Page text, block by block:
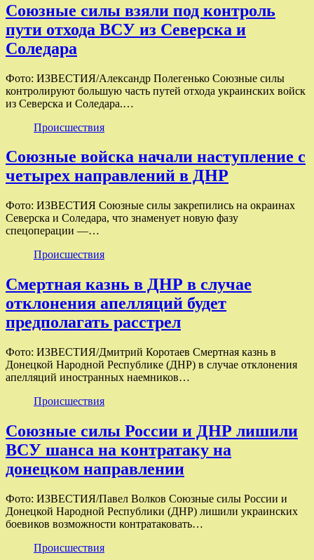
Союзные силы взяли под контроль
пути отхода ВСУ из Северска и
Соледара
Фото: ИЗВЕСТИЯ/Александр Полегенько Союзные силы
контролируют большую часть путей отхода украинских войск
из Северска и Соледара.…
Происшествия
Союзные войска начали наступление с
четырех направлений в ДНР
Фото: ИЗВЕСТИЯ Союзные силы закрепились на окраинах
Северска и Соледара, что знаменует новую фазу
спецоперации —…
Происшествия
Смертная казнь в ДНР в случае
отклонения апелляций будет
предполагать расстрел
Фото: ИЗВЕСТИЯ/Дмитрий Коротаев Смертная казнь в
Донецкой Народной Республике (ДНР) в случае отклонения
апелляций иностранных наемников…
Происшествия
Союзные силы России и ДНР лишили
ВСУ шанса на контратаку на
донецком направлении
Фото: ИЗВЕСТИЯ/Павел Волков Союзные силы России и
Донецкой Народной Республики (ДНР) лишили украинских
боевиков возможности контратаковать…
Происшествия